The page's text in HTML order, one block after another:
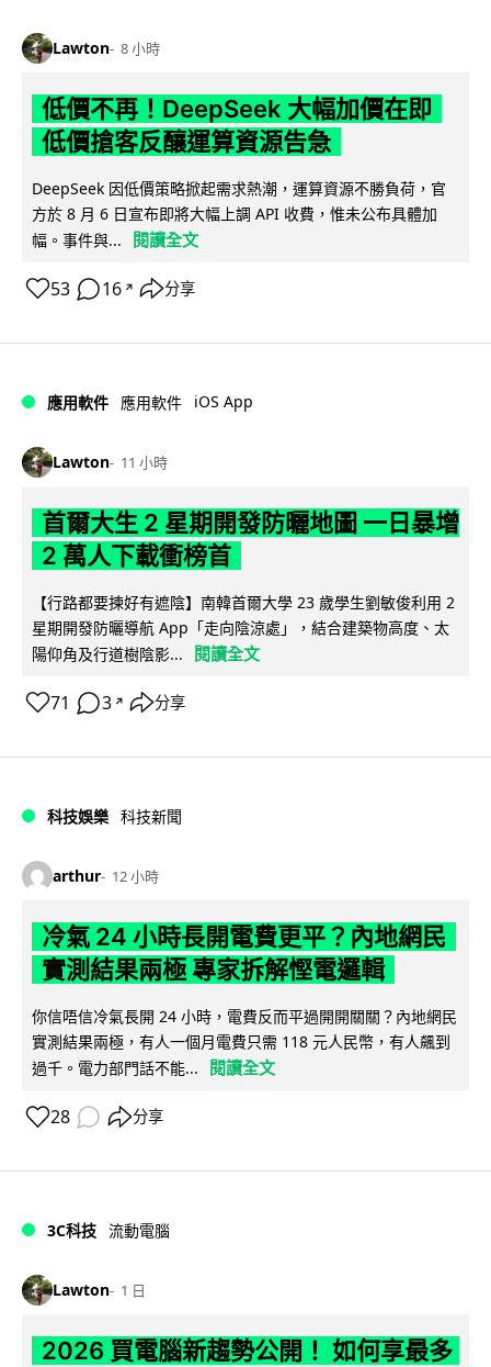
Lawton 8 小時
低價不再！DeepSeek 大幅加價在即
低價搶客反釀運算資源告急
DeepSeek 因低價策略掀起需求熱潮，運算資源不勝負荷，官
方於 8 月 6 日宣布即將大幅上調 API 收費，惟未公布具體加
幅。事件與...
閱讀全文
53 16 ↗ 分享
應用軟件 應用軟件 iOS App
Lawton 11 小時
首爾大生 2 星期開發防曬地圖 一日暴增
2 萬人下載衝榜首
【行路都要揀好有遮陰】南韓首爾大學 23 歲學生劉敏俊利用 2
星期開發防曬導航 App「走向陰涼處」，結合建築物高度、太
陽仰角及行道樹陰影...
閱讀全文
71 3 ↗ 分享
科技娛樂 科技新聞
arthur 12 小時
冷氣 24 小時長開電費更平？內地網民
實測結果兩極 專家拆解慳電邏輯
你信唔信冷氣長開 24 小時，電費反而平過開開關關？內地網民
實測結果兩極，有人一個月電費只需 118 元人民幣，有人飆到
過千。電力部門話不能...
閱讀全文
28 分享
3C科技 流動電腦
Lawton 1 日
2026 買電腦新趨勢公開！ 如何享最多